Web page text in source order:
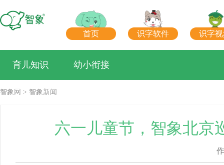
首页 识字软件 识字
育儿知识 幼小衔接
智象网 > 智象新闻
六一儿童节，智象北京